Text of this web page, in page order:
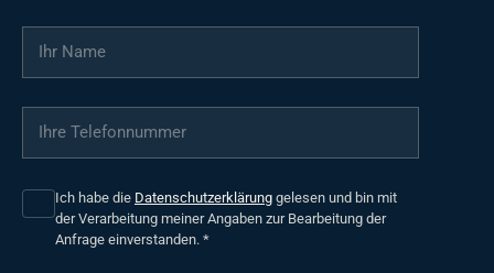
Ihr Name
Ihre Telefonnummer
Ich habe die Datenschutzerklärung gelesen und bin mit
der Verarbeitung meiner Angaben zur Bearbeitung der
Anfrage einverstanden. *